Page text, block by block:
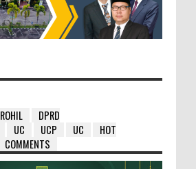
ROHIL
DPRD
UC UCP UC
HOT
COMMENTS